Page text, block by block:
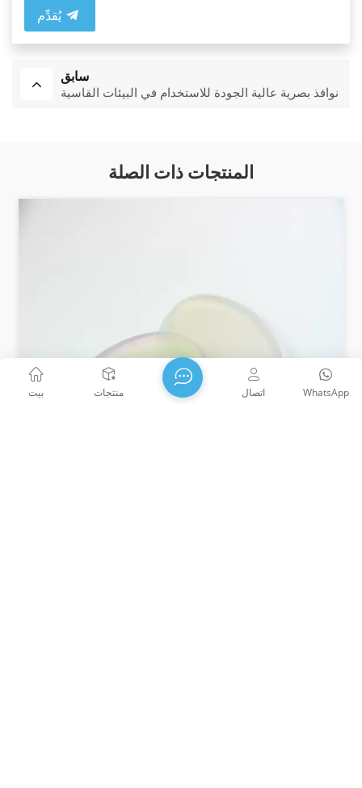
يُقدِّم
سابق
نوافذ بصرية عالية الجودة للاستخدام في البيئات القاسية
المنتجات ذات الصلة
بيت منتجات WhatsApp اتصال